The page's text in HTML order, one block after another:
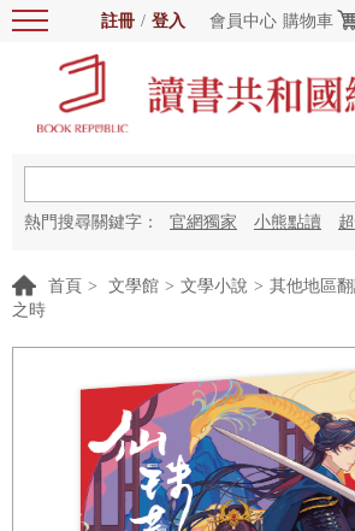
註冊 / 登入 會員中心 購物車
熱門搜尋關鍵字： 官網獨家 小熊點讀
首頁 > 文學館 > 文學小說 > 其他地區
之時